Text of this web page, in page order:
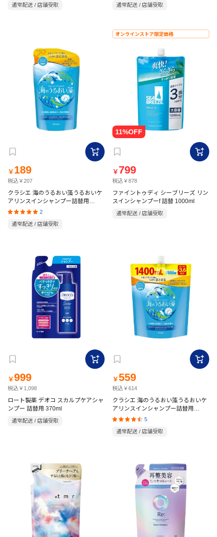
通常配送 / 店舗受取 通常配送 / 店舗受取
￥ 189
税込￥207
クラシエ 海のうるおい藻うるおいケ
アリンスインシャンプー詰替用
380ml
2
通常配送 / 店舗受取
オンラインストア限定価格
￥ 799
税込￥878
ファイントゥディ シーブリーズ リン
スインシャンプーf 詰替 1000ml
通常配送 / 店舗受取
￥999
税込￥1,098
ロート製薬 デオコ スカルプケアシャ
ンプー 詰替用 370ml
通常配送 / 店舗受取
￥559
税込￥614
クラシエ 海のうるおい藻うるおいケ
アリンスインシャンプー詰替用
1400ml
5
通常配送 / 店舗受取